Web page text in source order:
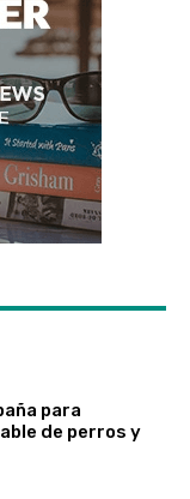
para
de perros y